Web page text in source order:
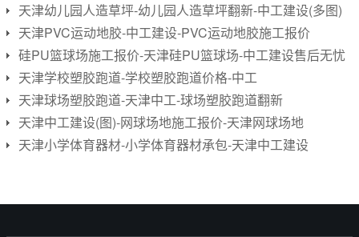
天津幼儿园人造草坪-幼儿园人造草坪翻新-中工建设(多图)
天津PVC运动地胶-中工建设-PVC运动地胶施工报价
硅PU篮球场施工报价-天津硅PU篮球场-中工建设售后无忧
天津学校塑胶跑道-学校塑胶跑道价格-中工
天津球场塑胶跑道-天津中工-球场塑胶跑道翻新
天津中工建设(图)-网球场地施工报价-天津网球场地
天津小学体育器材-小学体育器材承包-天津中工建设